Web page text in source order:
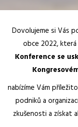
Dovolujeme si Vás
obce 2022,
Konference se
nabízíme Vám
podniků a
zkušenosti a získat